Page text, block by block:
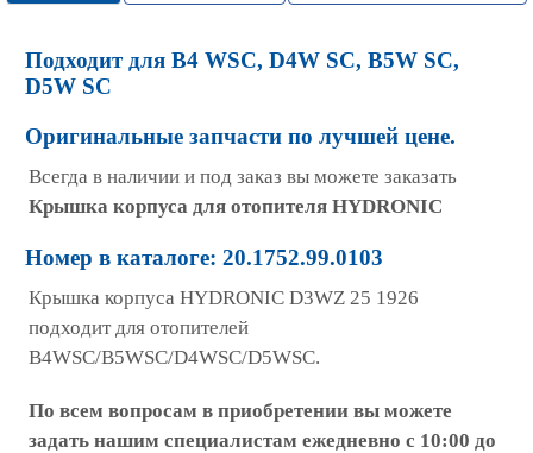
Подходит для B4 WSC, D4W SC, B5W SC,
D5W SC
Оригинальные запчасти по лучшей цене.
Всегда в наличии и под заказ вы можете заказать
Крышка корпуса для отопителя HYDRONIC
Номер в каталоге: 20.1752.99.0103
Крышка корпуса HYDRONIC D3WZ 25 1926
подходит для отопителей
B4WSC/B5WSC/D4WSC/D5WSC.
По всем вопросам в приобретении вы можете
задать нашим специалистам ежедневно с 10:00 до